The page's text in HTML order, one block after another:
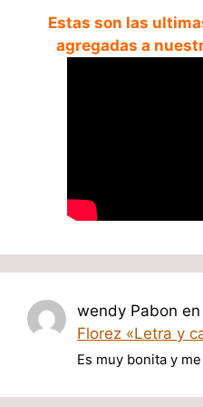
Estas son las
agregadas a
wendy Pabon en
Florez «Letra y
Es muy bonita y